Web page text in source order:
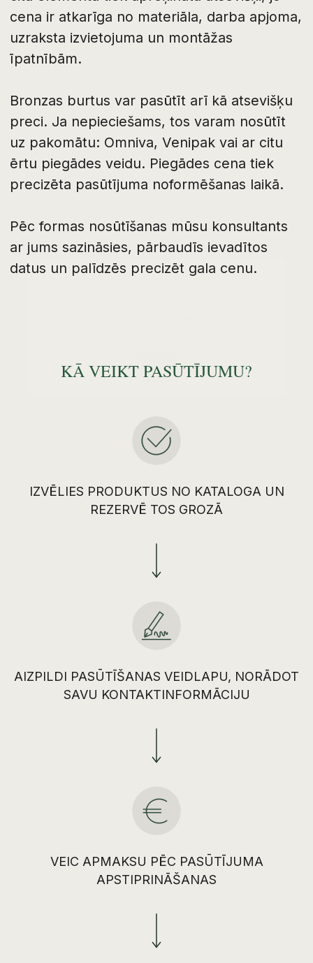
KĀ VEIKT PASŪTĪJUMU?
IZVĒLIES PRODUKTUS NO KATALOGA UN
REZERVĒ TOS GROZĀ
AIZPILDI PASŪTĪŠANAS VEIDLAPU, NORĀDOT
SAVU KONTAKTINFORMĀCIJU
VEIC APMAKSU PĒC PASŪTĪJUMA
APSTIPRINĀŠANAS
VAI PLĀNOJAT APMEKLĒT
MŪSU VEIKALU?